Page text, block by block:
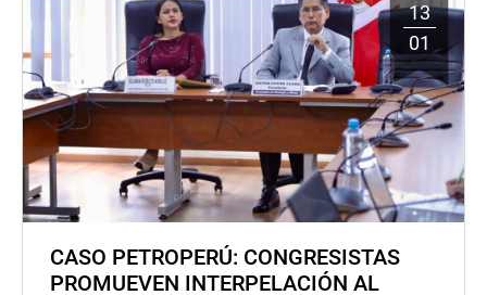
13
01
CASO PETROPERÚ: CONGRESISTAS
PROMUEVEN INTERPELACIÓN AL